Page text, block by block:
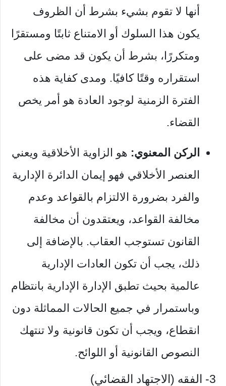
أنها لا تقوم بشيء بشرط أن الظروف
يكون هذا السلوك أو الامتناع ثابتًا ومستقرًا
ومتكررًا، بشرط أن يكون قد مضى على
استقراره وقتًا كافيًا. ومدى كفاية هذه
الفترة الزمنية لوجود العادة هو أمر يخص
القضاء.
الركن المعنوي: هو الزاوية الأخلاقية ويعني
العنصر الأخلاقي فهو إيمان الدائرة الإدارية
والفرد بضرورة الالتزام بالقواعد وعدم
مخالفة القواعد، ويعتقدون أن مخالفة
القانون تستوجب العقاب. بالإضافة إلى
ذلك، يجب أن تكون العادات الإدارية
عالمية بحيث تطبق الإدارة الإدارية بانتظام
وباستمرار في جميع الحالات المماثلة دون
انقطاع، ويجب أن تكون قانونية ولا تنتهك
النصوص القانونية أو اللوائح.
3- الفقه (الاجتهاد القضائي)